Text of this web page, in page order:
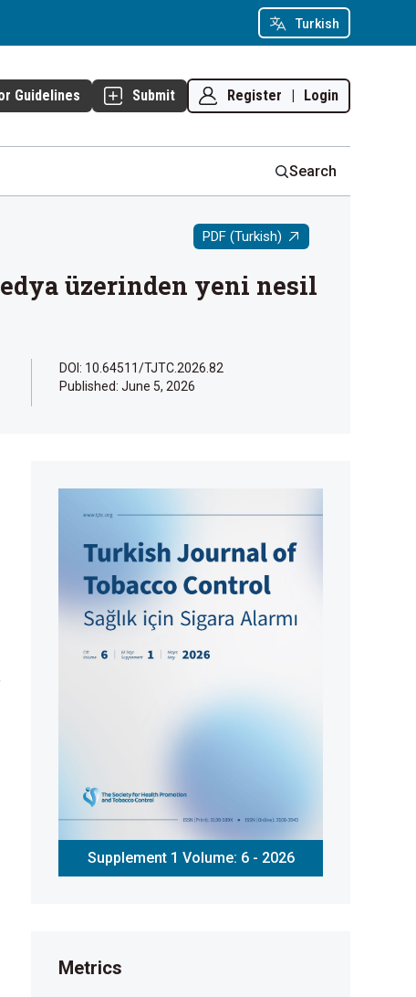
Turkish
Guidelines Submit Register | Login
Search
PDF (Turkish)
üzerinden yeni nesil
DOI: 10.64511/TJTC.2026.82
Published: June 5, 2026
Supplement 1 Volume: 6 - 2026
Metrics